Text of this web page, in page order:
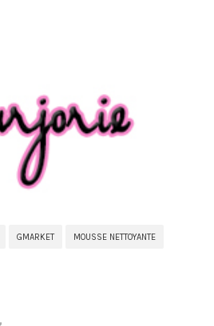
GMARKET MOUSSE NETTOYANTE